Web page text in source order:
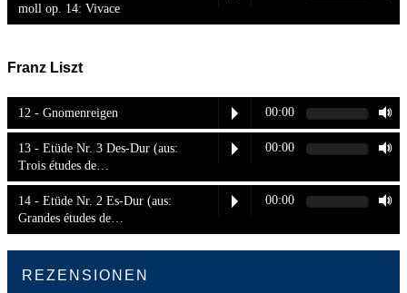
moll op. 14: Vivace
Franz Liszt
12 - Gnomenreigen 00:00
13 - Etüde Nr. 3 Des-Dur (aus:
Trois études de…
00:00
14 - Etüde Nr. 2 Es-Dur (aus:
Grandes études de…
00:00
REZENSIONEN